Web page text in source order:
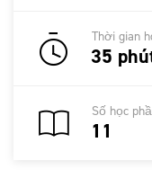
Thời gian
35
Số học
11